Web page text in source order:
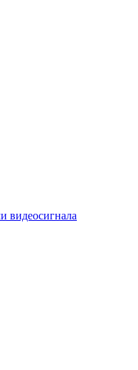
видеосигнала